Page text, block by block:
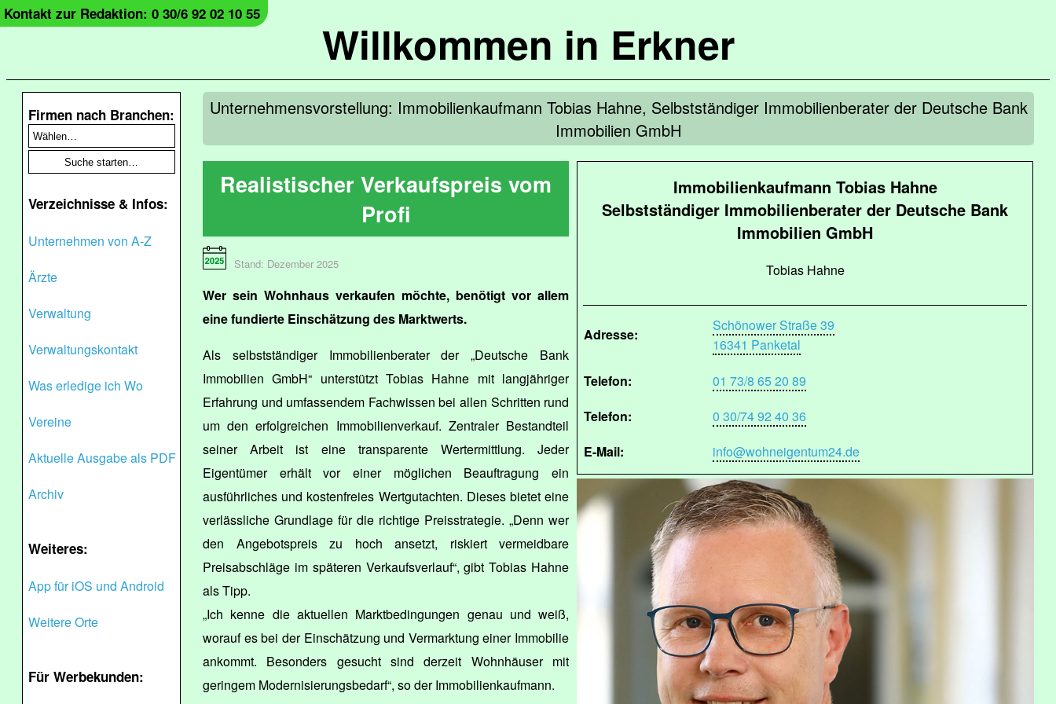
Willkommen in Erkner
Kontakt zur Redaktion: 0 30/6 92 02 10 55
Firmen nach Branchen:
Verzeichnisse & Infos:
Unternehmen von A-Z
Ärzte
Verwaltung
Verwaltungskontakt
Was erledige ich Wo
Vereine
Aktuelle Ausgabe als PDF
Archiv
Weiteres:
App für iOS und Android
Weitere Orte
Für Werbekunden:
Unternehmensvorstellung: Immobilienkaufmann Tobias Hahne, Selbstständiger Immobilienberater der Deutsche Bank
Immobilien GmbH
Immobilienkaufmann Tobias Hahne
Selbstständiger Immobilienberater der Deutsche Bank
Immobilien GmbH
Tobias Hahne
Adresse:
Schönower Straße 39
16341 Panketal
Telefon:
01 73/8 65 20 89
Telefon:
0 30/74 92 40 36
E-Mail:
info@wohneigentum24.de
Realistischer Verkaufspreis vom
Profi
Stand: Dezember 2025
Wer sein Wohnhaus verkaufen möchte, benötigt vor allem
eine fundierte Einschätzung des Marktwerts.
Als selbstständiger Immobilienberater der „Deutsche Bank
Immobilien GmbH“ unterstützt Tobias Hahne mit langjähriger
Erfahrung und umfassendem Fachwissen bei allen Schritten rund
um den erfolgreichen Immobilienverkauf. Zentraler Bestandteil
seiner Arbeit ist eine transparente Wertermittlung. Jeder
Eigentümer erhält vor einer möglichen Beauftragung ein
ausführliches und kostenfreies Wertgutachten. Dieses bietet eine
verlässliche Grundlage für die richtige Preisstrategie. „Denn wer
den Angebotspreis zu hoch ansetzt, riskiert vermeidbare
Preisabschläge im späteren Verkaufsverlauf“, gibt Tobias Hahne
als Tipp.
„Ich kenne die aktuellen Marktbedingungen genau und weiß,
worauf es bei der Einschätzung und Vermarktung einer Immobilie
ankommt. Besonders gesucht sind derzeit Wohnhäuser mit
geringem Modernisierungsbedarf“, so der Immobilienkaufmann.